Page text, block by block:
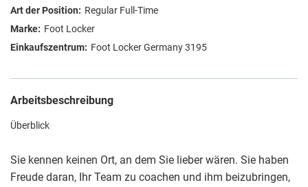
Regular Full-Time
Foot Locker
Foot Locker Germany 3195
Arbeitsbeschreibung
Überblick
Sie kennen keinen Ort, an dem Sie lieber wären. Sie haben
Freude daran, Ihr Team zu coachen und ihm beizubringen,